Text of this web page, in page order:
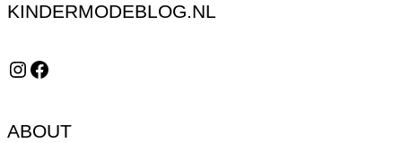
KINDERMODEBLOG.NL
Instagram Facebook
ABOUT